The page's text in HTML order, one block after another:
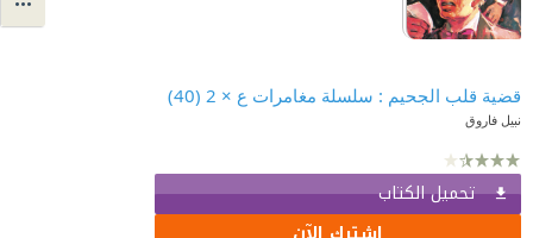
قضية قلب الجحيم : سلسلة مغامرات ع × 2 (40)
نبيل فاروق
تحميل الكتاب